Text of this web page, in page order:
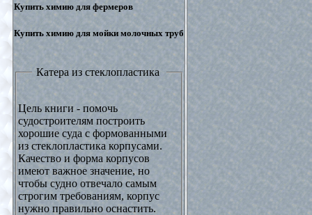
Купить химию для фермеров
Купить химию для мойки молочных труб
Катера из стеклопластика
Цель книги - помочь
судостроителям построить
хорошие суда с формованными
из стеклопластика корпусами.
Качество и форма корпусов
имеют важное значение, но
чтобы судно отвечало самым
строгим требованиям, корпус
нужно правильно оснастить.